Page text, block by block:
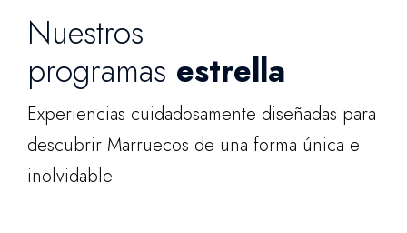
Nuestros
programas estrella
Experiencias cuidadosamente diseñadas para
descubrir Marruecos de una forma única e
inolvidable.